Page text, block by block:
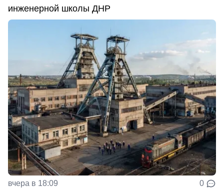
инженерной школы ДНР
вчера в 18:09 0